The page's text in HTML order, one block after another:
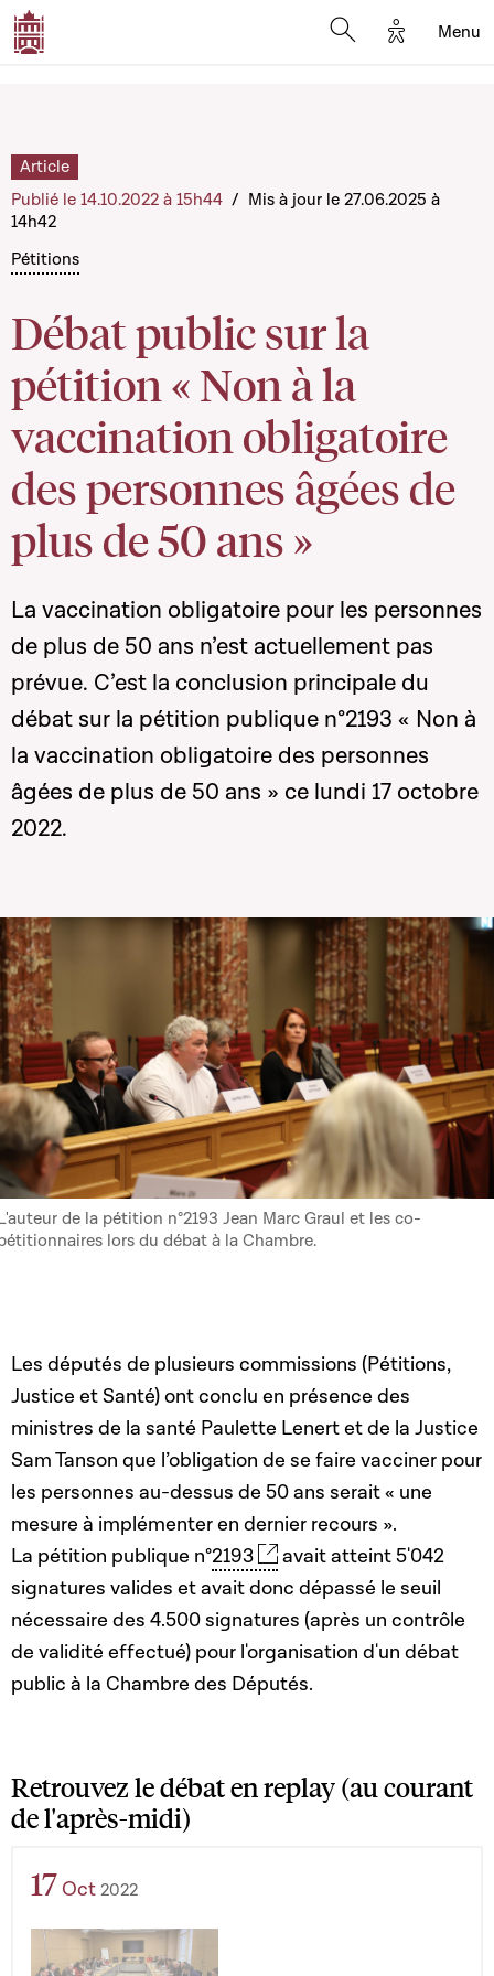
Options
Menu
Pétitions
Débat public sur la
pétition « Non à la
vaccination obligatoire
des personnes âgées de
plus de 50 ans »
Article
Publié le 14.10.2022 à 15h44 / Mis à jour le 27.06.2025 à
14h42
La vaccination obligatoire pour les personnes
de plus de 50 ans n’est actuellement pas
prévue. C’est la conclusion principale du
débat sur la pétition publique n°2193 « Non à
la vaccination obligatoire des personnes
âgées de plus de 50 ans » ce lundi 17 octobre
2022.
de la pétition n°2193 Jean Marc Graul et les co-
lors du débat à la Chambre.
Les députés de plusieurs commissions (Pétitions,
Justice et Santé) ont conclu en présence des
ministres de la santé Paulette Lenert et de la Justice
Sam Tanson que l’obligation de se faire vacciner pour
les personnes au-dessus de 50 ans serait « une
mesure à implémenter en dernier recours ».
La pétition publique n°2193
avait atteint 5'042
signatures valides et avait donc dépassé le seuil
nécessaire des 4.500 signatures (après un contrôle
de validité effectué) pour l'organisation d'un débat
public à la Chambre des Députés.
Retrouvez le débat en replay (au courant
de l'après-midi)
17 Oct 2022